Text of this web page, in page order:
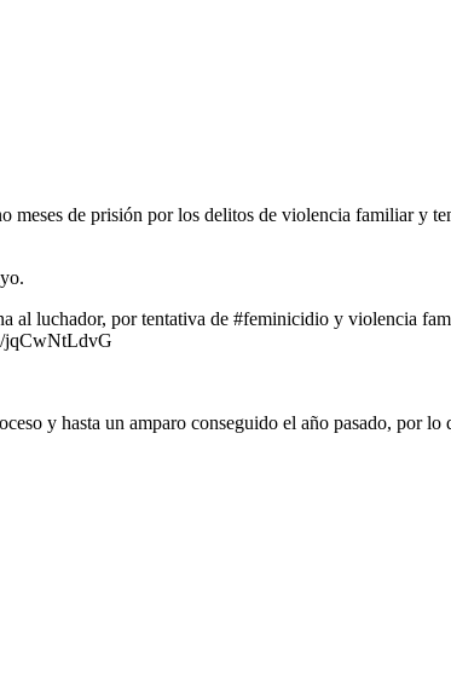
meses de prisión por los delitos de violencia familiar y
al luchador, por tentativa de #feminicidio y violencia
jqCwNtLdvG
y hasta un amparo conseguido el año pasado, por